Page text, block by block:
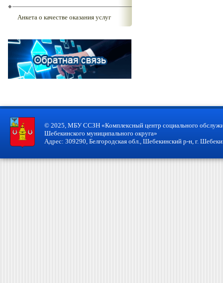
Анкета о качестве оказания услуг
© 2025, МБУ ССЗН «Комплексный центр социального
Шебекинского муниципального округа»
Адрес: 309290, Белгородская обл., Шебекинский р-н, г.